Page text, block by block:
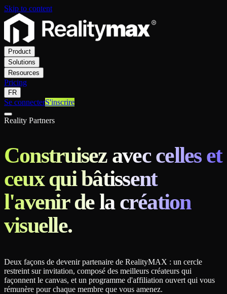
Skip to content
Product
Solutions
Resources
Pricing
FR
Se connecterS'inscrire
Reality Partners
Construisez avec celles et
ceux qui bâtissent
l'avenir de la création
visuelle.
Deux façons de devenir partenaire de RealityMAX : un cercle
restreint sur invitation, composé des meilleurs créateurs qui
façonnent le canvas, et un programme d'affiliation ouvert qui vous
rémunère pour chaque membre que vous amenez.